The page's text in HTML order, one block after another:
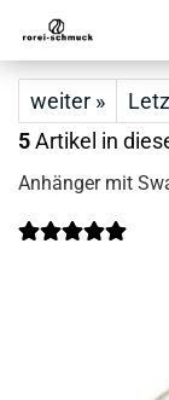
weiter »
5Artikel in
Anhänger mit